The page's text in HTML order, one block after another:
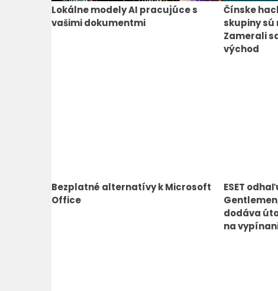
Lokálne modely AI pracujúce s
vašimi dokumentmi
Čínske
skupiny
Zamerali
východ
Bezplatné alternatívy k Microsoft
Office
ESET
dodáva
na